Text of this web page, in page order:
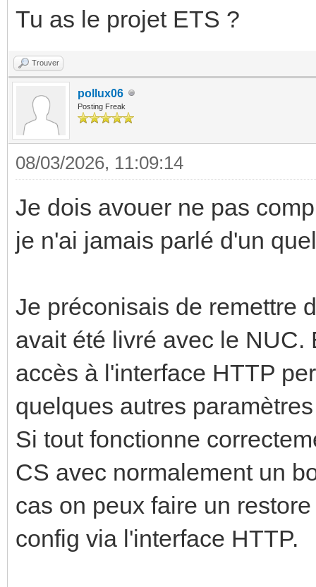
Tu as le projet ETS ?
Trouver
pollux06
Posting Freak
08/03/2026, 11:09:14
Je dois avouer ne pas
je n'ai jamais parlé d'un
Je préconisais de remettre
avait été livré avec le
accès à l'interface HTTP
quelques autres
Si tout fonctionne
CS avec normalement un
cas on peux faire un
config via l'interface HTTP.